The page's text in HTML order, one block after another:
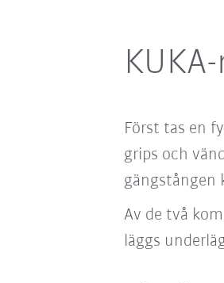
Först tas en
grips och
Av de två
läggs